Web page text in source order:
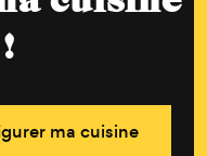
ma cuisine